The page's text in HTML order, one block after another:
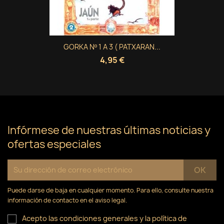
GORKA Nº 1 A 3 ( PATXARAN...
4,95 €
Infórmese de nuestras últimas noticias y
ofertas especiales
Puede darse de baja en cualquier momento. Para ello, consulte nuestra
información de contacto en el aviso legal.
Acepto las condiciones generales y la política de